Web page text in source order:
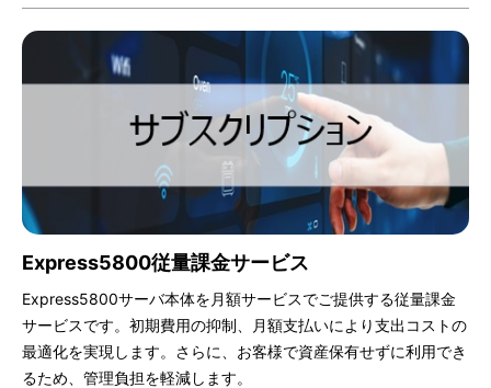
Express5800サーバ本体を月額サービスでご提供する従量課金
サービスです。初期費用の抑制、月額支払いにより支出コストの
最適化を実現します。さらに、お客様で資産保有せずに利用でき
るため、管理負担を軽減します。
Express5800従量課金サービス